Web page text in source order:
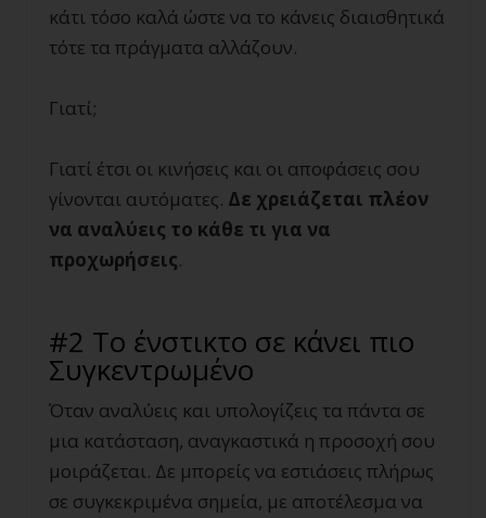
κάτι τόσο καλά ώστε να το κάνεις διαισθητικά
τότε τα πράγματα αλλάζουν.
Γιατί;
Γιατί έτσι οι κινήσεις και οι αποφάσεις σου
γίνονται αυτόματες. Δε χρειάζεται πλέον
να αναλύεις το κάθε τι για να
προχωρήσεις.
#2 Το ένστικτο σε κάνει πιο
Συγκεντρωμένο
Όταν αναλύεις και υπολογίζεις τα πάντα σε
μια κατάσταση, αναγκαστικά η προσοχή σου
μοιράζεται. Δε μπορείς να εστιάσεις πλήρως
σε συγκεκριμένα σημεία, με αποτέλεσμα να